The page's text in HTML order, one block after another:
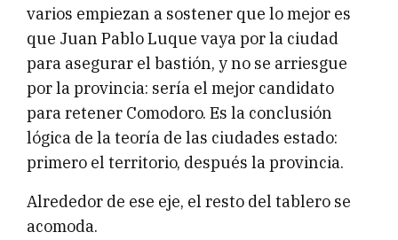
varios empiezan a sostener que lo mejor es
que Juan Pablo Luque vaya por la ciudad
para asegurar el bastión, y no se arriesgue
por la provincia: sería el mejor candidato
para retener Comodoro. Es la conclusión
lógica de la teoría de las ciudades estado:
primero el territorio, después la provincia.
Alrededor de ese eje, el resto del tablero se
acomoda.